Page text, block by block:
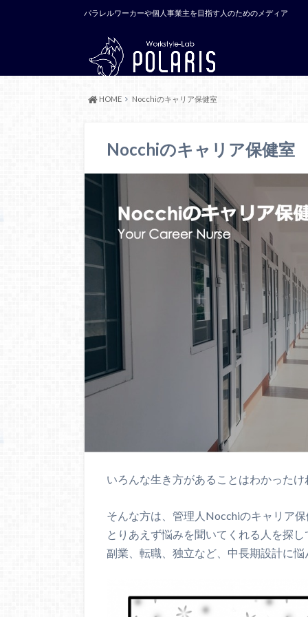
パラレルワーカーや個人事業主を目指す人のためのメディア
HOME Nocchiのキャリア保健室
Nocchiのキャリア保健室
いろんな生き方があることはわかった
そんな方は、管理人Nocchiのキャリア
とりあえず悩みを聞いてくれる人を探
副業、転職、独立など、中長期設計に